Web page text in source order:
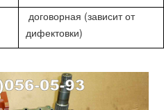
договорная (зависит от
дифектовки)